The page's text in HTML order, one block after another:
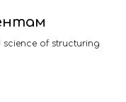
of structuring